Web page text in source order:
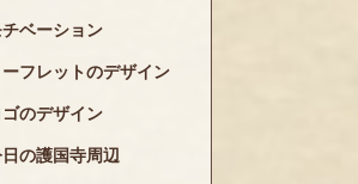
チベーション
ーフレットのデザイン
ゴのデザイン
の護国寺周辺